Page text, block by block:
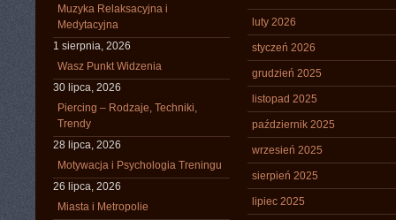
Muzyka Relaksacyjna i
Medytacyjna
1 sierpnia, 2026
Wasz Punkt Widzenia
30 lipca, 2026
Piercing – Rodzaje, Techniki,
Trendy
28 lipca, 2026
Motywacja i Psychologia Treningu
26 lipca, 2026
Miasta i Metropolie
luty 2026
styczeń 2026
grudzień 2025
listopad 2025
październik 2025
wrzesień 2025
sierpień 2025
lipiec 2025